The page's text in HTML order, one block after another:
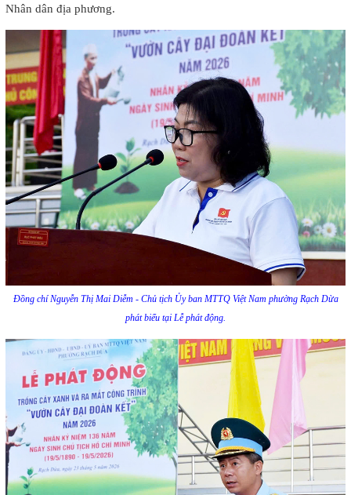
Nhân dân địa phương.
Đồng chí Nguyễn Thị Mai Diễm - Chủ tịch Ủy ban MTTQ Việt Nam phường Rạch Dừa
phát biểu tại Lễ phát động.